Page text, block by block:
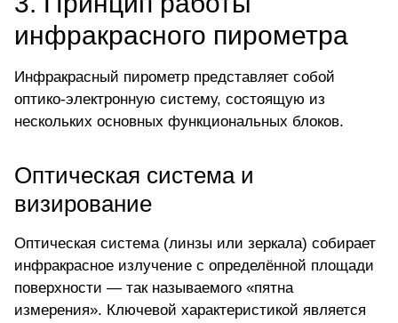
инфракрасного пирометра
Инфракрасный пирометр представляет собой
оптико-электронную систему, состоящую из
нескольких основных функциональных блоков.
Оптическая система и
визирование
Оптическая система (линзы или зеркала) собирает
инфракрасное излучение с определённой площади
поверхности — так называемого «пятна
измерения». Ключевой характеристикой является